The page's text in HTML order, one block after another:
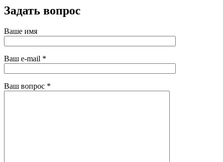
Задать вопрос
Ваше имя
Ваш e-mail *
Ваш вопрос *